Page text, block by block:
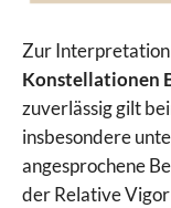
Zur Interpretation
Konstellationen
zuverlässig gilt
insbesondere
angesprochene
der Relative